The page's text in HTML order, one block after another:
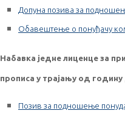
Допуна позива за
Обавештење о понуђачу
Набавка једне лиценце за
прописа у трајању од годину
Позив за подношење